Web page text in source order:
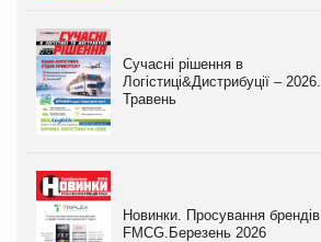
Сучасні рішення в
Логістиці&Дистрибуції – 2026.
Травень
Новинки. Просування брендів
FMCG.Березень 2026